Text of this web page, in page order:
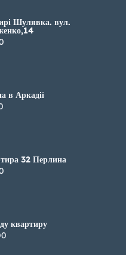
Шулявка. вул.
в Аркадії
32 Перлина
квартиру